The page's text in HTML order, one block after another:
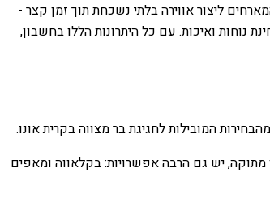
ליצור אווירה בלתי נשכחת תוך זמן קצר -
נוחות ואיכות. עם כל היתרונות הללו בחשבון,
המובילות לחגיגת בר מצווה בקרית אונו.
מתוקה, יש גם הרבה אפשרויות: בקלאווה ומאפים